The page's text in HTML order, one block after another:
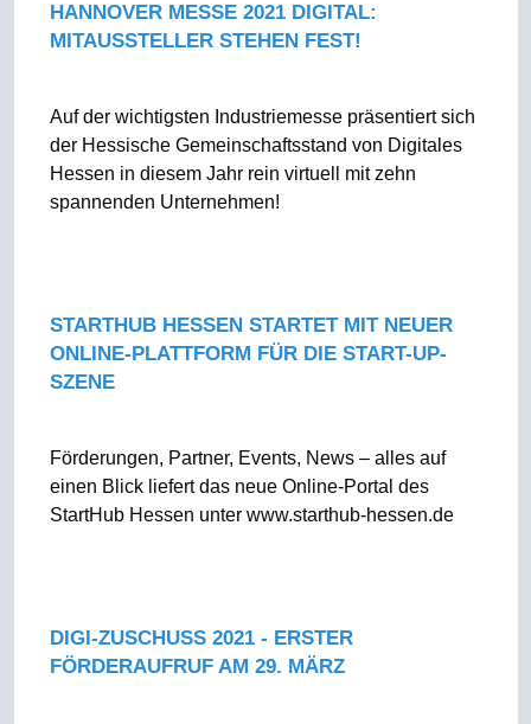
HANNOVER MESSE 2021 DIGITAL:
MITAUSSTELLER STEHEN FEST!
Auf der wichtigsten Industriemesse präsentiert sich
der Hessische Gemeinschaftsstand von Digitales
Hessen in diesem Jahr rein virtuell mit zehn
spannenden Unternehmen!
STARTHUB HESSEN STARTET MIT NEUER
ONLINE-PLATTFORM FÜR DIE START-UP-
SZENE
Förderungen, Partner, Events, News – alles auf
einen Blick liefert das neue Online-Portal des
StartHub Hessen unter www.starthub-hessen.de
DIGI-ZUSCHUSS 2021 - ERSTER
FÖRDERAUFRUF AM 29. MÄRZ